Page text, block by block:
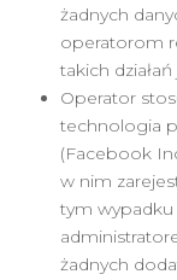
żadnych
operatorom
takich
Operator
technologia
(Facebook
w nim
tym
żadnych